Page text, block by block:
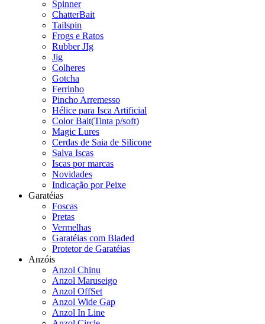
Spinner
ChatterBait
Tailspin
Frogs e Ratos
Rubber JIg
Jig
Colheres
Gotcha
Ferrinho
Pincho Arremesso
Hélice para Isca Artificial
Color Bait(Tinta p/soft)
Magic Lures
Cerdas de Saia de Silicone
Salva Iscas
Iscas por marcas
Novidades
Indicação por Peixe
Garatéias
Foscas
Pretas
Vermelhas
Garatéias com Bladed
Protetor de Garatéias
Anzóis
Anzol Chinu
Anzol Maruseigo
Anzol OffSet
Anzol Wide Gap
Anzol In Line